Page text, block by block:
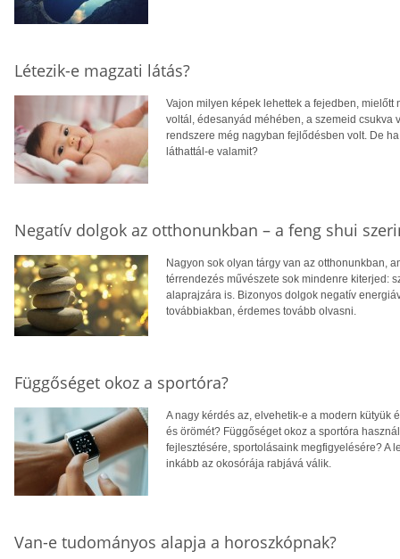
Létezik-e magzati látás?
Vajon milyen képek lehettek a fejedben,
voltál, édesanyád méhében, a szemeid csukva
rendszere még nagyban fejlődésben volt. De
láthattál-e valamit?
Negatív dolgok az otthonunkban – a feng shui
Nagyon sok olyan tárgy van az otthonunkban,
térrendezés művészete sok mindenre kiterjed:
alaprajzára is. Bizonyos dolgok negatív
továbbiakban, érdemes tovább olvasni.
Függőséget okoz a sportóra?
A nagy kérdés az, elvehetik-e a modern kütyük
és örömét? Függőséget okoz a sportóra
fejlesztésére, sportolásaink megfigyelésére? A
inkább az okosórája rabjává válik.
Van-e tudományos alapja a horoszkópnak?